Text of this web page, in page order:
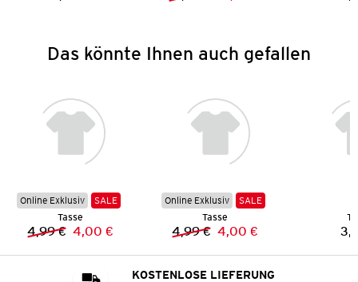
Das könnte Ihnen auch gefallen
Online Exklusiv
SALE
Tasse
Vorheriger Preis:
4,99 € Neuer Preis:
4,00 €
Online Exklusiv
SALE
Tasse
Vorheriger Preis:
4,99 € Neuer Preis:
4,00 €
KOSTENLOSE LIEFERUNG